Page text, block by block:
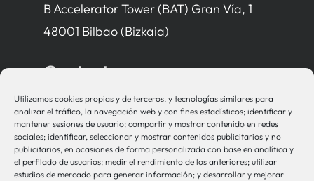
Utilizamos cookies propias y de terceros, y tecnologías similares para
analizar el tráfico, la navegación web y con fines estadísticos; identificar y
mantener sesiones de usuario; compartir y mostrar contenido en redes
sociales; identificar, seleccionar y mostrar contenidos publicitarios y no
publicitarios, en ocasiones de forma personalizada con base en analítica y
el perfilado de usuarios; medir el rendimiento de los anteriores; utilizar
estudios de mercado para generar información; y desarrollar y mejorar
B Accelerator Tower (BAT) Gran Vía, 1
48001 Bilbao (Bizkaia)
Contacto
bio-sistemak@bio-sistemak.eus
944 00 77 90